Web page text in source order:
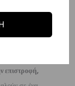
ημερομηνία αγοράς
επιστροφή,